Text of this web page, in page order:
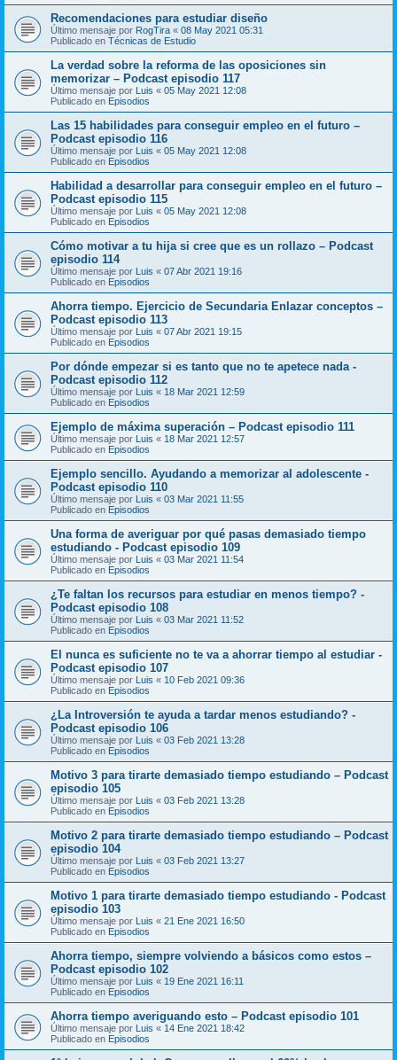
Recomendaciones para estudiar diseño
Último mensaje por RogTira « 08 May 2021 05:31
Publicado en Técnicas de Estudio
La verdad sobre la reforma de las oposiciones sin
memorizar – Podcast episodio 117
Último mensaje por Luis « 05 May 2021 12:08
Publicado en Episodios
Las 15 habilidades para conseguir empleo en el futuro –
Podcast episodio 116
Último mensaje por Luis « 05 May 2021 12:08
Publicado en Episodios
Habilidad a desarrollar para conseguir empleo en el futuro –
Podcast episodio 115
Último mensaje por Luis « 05 May 2021 12:08
Publicado en Episodios
Cómo motivar a tu hija si cree que es un rollazo – Podcast
episodio 114
Último mensaje por Luis « 07 Abr 2021 19:16
Publicado en Episodios
Ahorra tiempo. Ejercicio de Secundaria Enlazar conceptos –
Podcast episodio 113
Último mensaje por Luis « 07 Abr 2021 19:15
Publicado en Episodios
Por dónde empezar si es tanto que no te apetece nada -
Podcast episodio 112
Último mensaje por Luis « 18 Mar 2021 12:59
Publicado en Episodios
Ejemplo de máxima superación – Podcast episodio 111
Último mensaje por Luis « 18 Mar 2021 12:57
Publicado en Episodios
Ejemplo sencillo. Ayudando a memorizar al adolescente -
Podcast episodio 110
Último mensaje por Luis « 03 Mar 2021 11:55
Publicado en Episodios
Una forma de averiguar por qué pasas demasiado tiempo
estudiando - Podcast episodio 109
Último mensaje por Luis « 03 Mar 2021 11:54
Publicado en Episodios
¿Te faltan los recursos para estudiar en menos tiempo? -
Podcast episodio 108
Último mensaje por Luis « 03 Mar 2021 11:52
Publicado en Episodios
El nunca es suficiente no te va a ahorrar tiempo al estudiar -
Podcast episodio 107
Último mensaje por Luis « 10 Feb 2021 09:36
Publicado en Episodios
¿La Introversión te ayuda a tardar menos estudiando? -
Podcast episodio 106
Último mensaje por Luis « 03 Feb 2021 13:28
Publicado en Episodios
Motivo 3 para tirarte demasiado tiempo estudiando – Podcast
episodio 105
Último mensaje por Luis « 03 Feb 2021 13:28
Publicado en Episodios
Motivo 2 para tirarte demasiado tiempo estudiando – Podcast
episodio 104
Último mensaje por Luis « 03 Feb 2021 13:27
Publicado en Episodios
Motivo 1 para tirarte demasiado tiempo estudiando - Podcast
episodio 103
Último mensaje por Luis « 21 Ene 2021 16:50
Publicado en Episodios
Ahorra tiempo, siempre volviendo a básicos como estos –
Podcast episodio 102
Último mensaje por Luis « 19 Ene 2021 16:11
Publicado en Episodios
Ahorra tiempo averiguando esto – Podcast episodio 101
Último mensaje por Luis « 14 Ene 2021 18:42
Publicado en Episodios